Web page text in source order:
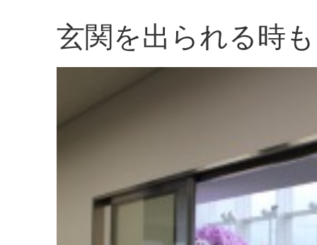
玄関を出られる時